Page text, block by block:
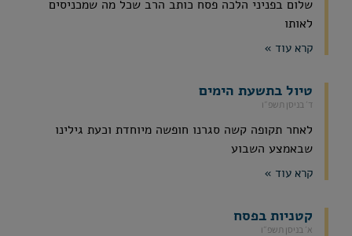
שלום בפניני הלכה פסח כותב הרב שכל מה שמכניסים
לאותו
קרא עוד »
טיול בתשעת הימים
ד׳ בניסן תשפ״ו
לאחר תקופה קשה סגרנו חופשה מיוחדת וכעת גילינו
שבאמצע השבוע
קרא עוד »
קטניות בפסח
א׳ בניסן תשפ״ו